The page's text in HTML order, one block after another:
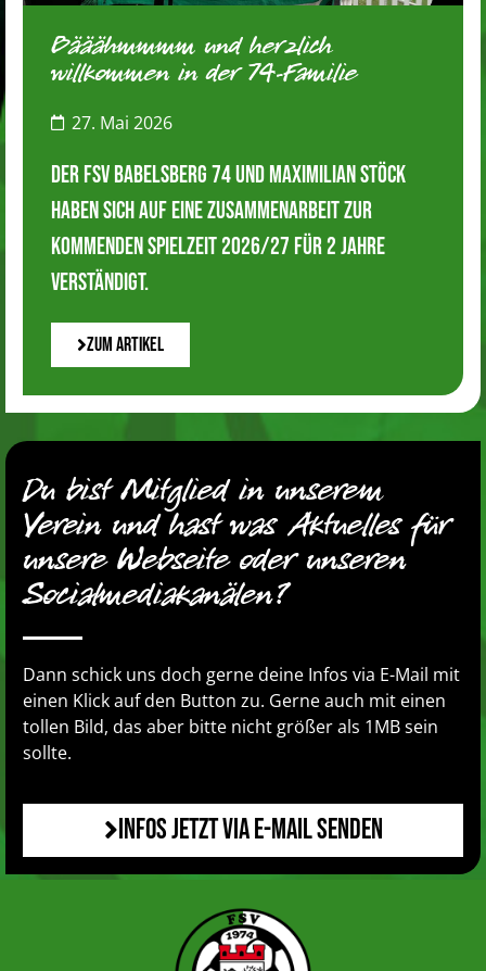
Bääähmmmm und herzlich
willkommen in der 74-Familie
27. Mai 2026
Der FSV Babelsberg 74 und Maximilian Stöck
haben sich auf eine Zusammenarbeit zur
kommenden Spielzeit 2026/27 für 2 Jahre
verständigt.
Zum Artikel
Du bist Mitglied in unserem
Verein und hast was Aktuelles für
unsere Webseite oder unseren
Socialmediakanälen?
Dann schick uns doch gerne deine Infos via E-Mail mit
einen Klick auf den Button zu. Gerne auch mit einen
tollen Bild, das aber bitte nicht größer als 1MB sein
sollte.
Infos jetzt via E-Mail senden